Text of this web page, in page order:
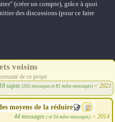
(créer un compte), grâce à quoi
des discussions (pour ce faire
voisins
de ce projet
18 sujets (205 messages et 81 méta-messages) < 2021
moyens de la réduire
44 messages ( et 34 méta-messages)< 2014